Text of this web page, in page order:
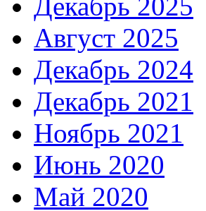
Август 2025
Декабрь 2024
Декабрь 2021
Ноябрь 2021
Июнь 2020
Май 2020